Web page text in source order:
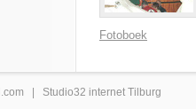
Fotoboek
.com | Studio32 internet Tilburg